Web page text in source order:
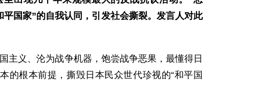
国家”的自我认同，引发社会撕裂。发言人对此
主义、沦为战争机器，饱尝战争恶果，最懂得日
的根本前提，撕毁日本民众世代珍视的“和平国